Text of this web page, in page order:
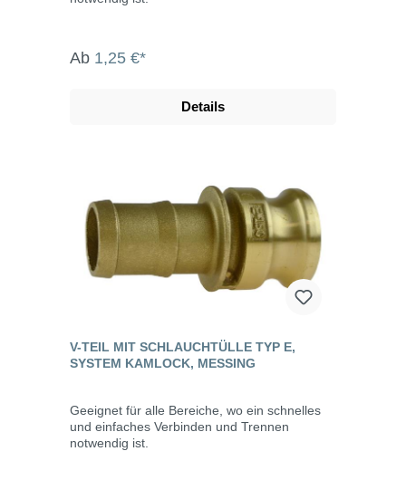
Ab 1,25 €*
Details
V-TEIL MIT SCHLAUCHTÜLLE TYP E,
SYSTEM KAMLOCK, MESSING
Geeignet für alle Bereiche, wo ein schnelles
und einfaches Verbinden und Trennen
notwendig ist.